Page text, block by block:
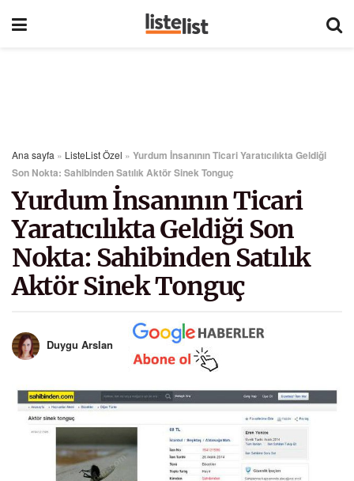
Ana sayfa » ListeList Özel » Yurdum İnsanının Ticari Yaratıcılıkta Geldiği
Son Nokta: Sahibinden Satılık Aktör Sinek Tonguç
Yurdum İnsanının Ticari
Yaratıcılıkta Geldiği Son
Nokta: Sahibinden Satılık
Aktör Sinek Tonguç
Duygu Arslan